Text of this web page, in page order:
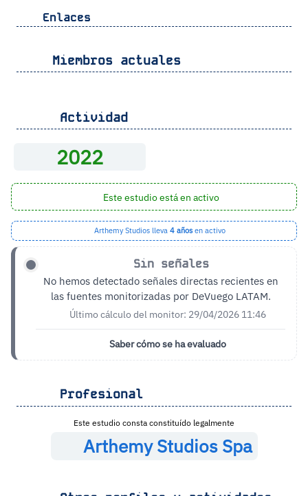
Enlaces
Miembros actuales
Actividad
2022
Este estudio está en activo
Arthemy Studios lleva 4 años en activo
Sin señales
No hemos detectado señales directas recientes en
las fuentes monitorizadas por DeVuego LATAM.
Último cálculo del monitor: 29/04/2026 11:46
Saber cómo se ha evaluado
Profesional
Este estudio consta constituído legalmente
Arthemy Studios Spa